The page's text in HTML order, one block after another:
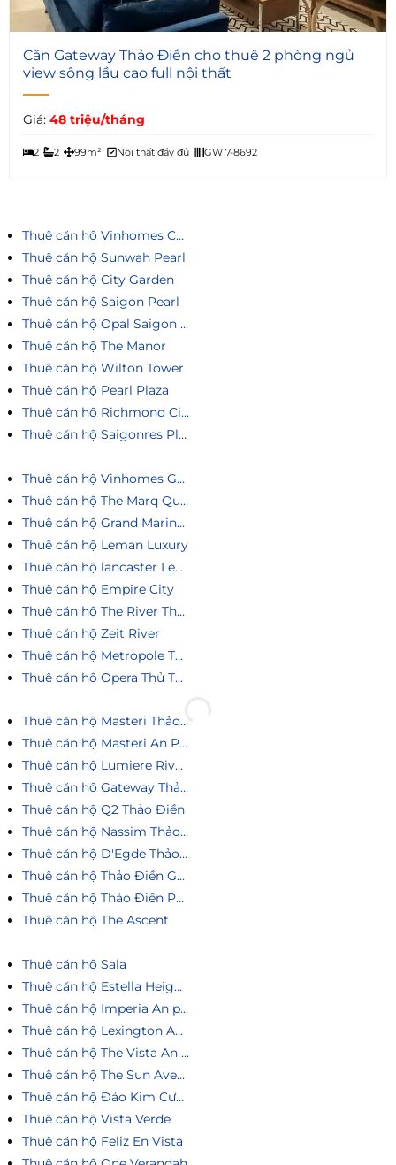
6
Căn Gateway Thảo Điền cho thuê 2 phòng ngủ
view sông lầu cao full nội thất
Giá: 48 triệu/tháng
2 2 99m² Nội thất đầy đủ GW 7-8692
Thuê căn hộ Vinhomes Central Park
Thuê căn hộ Sunwah Pearl
Thuê căn hộ City Garden
Thuê căn hộ Saigon Pearl
Thuê căn hộ Opal Saigon Pearl
Thuê căn hộ The Manor
Thuê căn hộ Wilton Tower
Thuê căn hộ Pearl Plaza
Thuê căn hộ Richmond City
Thuê căn hộ Saigonres Plaza
Thuê căn hộ Vinhomes Golden River
Thuê căn hộ The Marq Quận 1
Thuê căn hộ Grand Marina Saigon
Thuê căn hộ Leman Luxury
Thuê căn hộ lancaster Legacy
Thuê căn hộ Empire City
Thuê căn hộ The River Thủ Thiêm
Thuê căn hộ Zeit River
Thuê căn hộ Metropole Thủ Thiêm
Thuê căn hô Opera Thủ Thiêm
Thuê căn hộ Masteri Thảo Điền
Thuê căn hộ Masteri An Phú
Thuê căn hộ Lumiere Riverside
Thuê căn hộ Gateway Thảo Điền
Thuê căn hộ Q2 Thảo Điền
Thuê căn hộ Nassim Thảo Điền
Thuê căn hộ D'Egde Thảo Điền
Thuê căn hộ Thảo Điền Green
Thuê căn hộ Thảo Điền Pearl
Thuê căn hộ The Ascent
Thuê căn hộ Sala
Thuê căn hộ Estella Heights
Thuê căn hộ Imperia An phú
Thuê căn hộ Lexington An Phú
Thuê căn hộ The Vista An Phú
Thuê căn hộ The Sun Avenue
Thuê căn hộ Đảo Kim Cương
Thuê căn hộ Vista Verde
Thuê căn hộ Feliz En Vista